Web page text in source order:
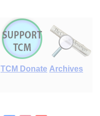
TCM Donate Archives